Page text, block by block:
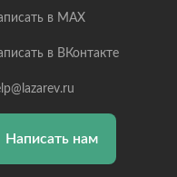
в MAX
в ВКонтакте
Написать нам